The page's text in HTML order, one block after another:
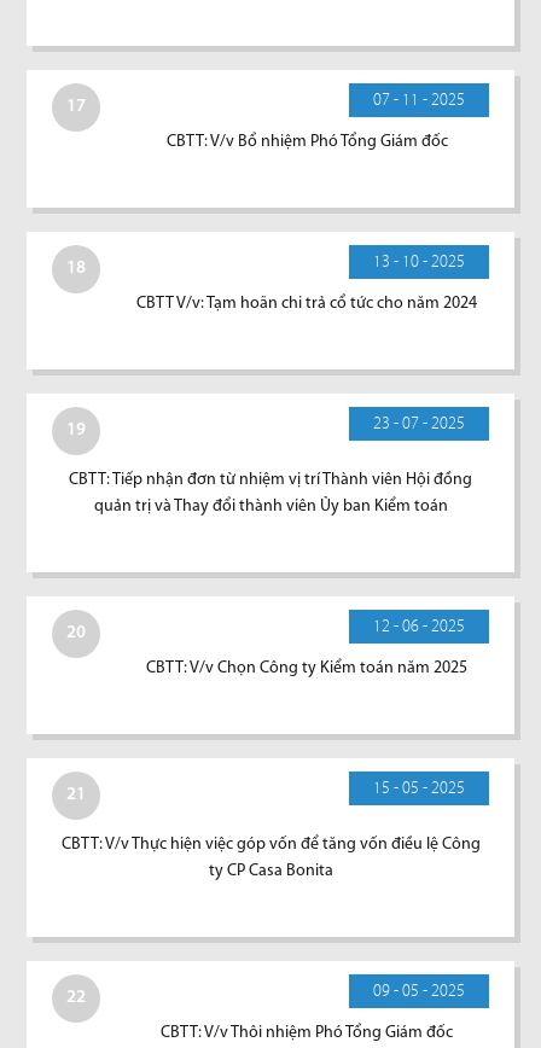
17 07 - 11 - 2025
CBTT: V/v Bổ nhiệm Phó Tổng Giám đốc
18 13 - 10 - 2025
CBTT V/v: Tạm hoãn chi trả cổ tức cho năm 2024
19 23 - 07 - 2025
CBTT: Tiếp nhận đơn từ nhiệm vị trí Thành viên Hội đồng
quản trị và Thay đổi thành viên Ủy ban Kiểm toán
20 12 - 06 - 2025
CBTT: V/v Chọn Công ty Kiểm toán năm 2025
21 15 - 05 - 2025
CBTT: V/v Thực hiện việc góp vốn để tăng vốn điều lệ Công
ty CP Casa Bonita
22 09 - 05 - 2025
CBTT: V/v Thôi nhiệm Phó Tổng Giám đốc